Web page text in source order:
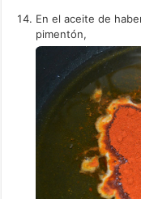
En el aceite de
pimentón,